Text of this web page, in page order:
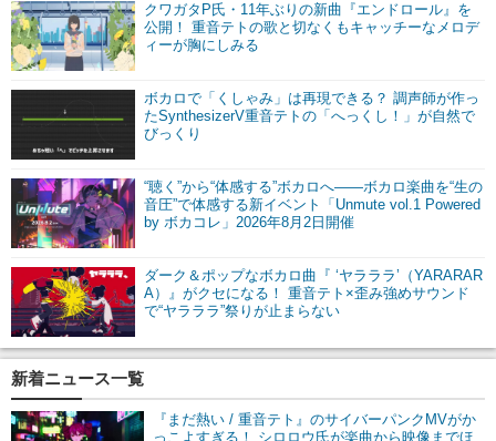
クワガタP氏・11年ぶりの新曲『エンドロール』を
公開！ 重音テトの歌と切なくもキャッチーなメロデ
ィーが胸にしみる
ボカロで「くしゃみ」は再現できる？ 調声師が作っ
たSynthesizerV重音テトの「へっくし！」が自然で
びっくり
“聴く”から“体感する”ボカロへ――ボカロ楽曲を“生の
音圧”で体感する新イベント「Unmute vol.1 Powered
by ボカコレ」2026年8月2日開催
ダーク＆ポップなボカロ曲『 ‘ヤラララ’（YARARAR
A）』がクセになる！ 重音テト×歪み強めサウンド
で“ヤラララ”祭りが止まらない
新着ニュース一覧
『まだ熱い / 重音テト』のサイバーパンクMVがか
っこよすぎる！ シロロウ氏が楽曲から映像までほ